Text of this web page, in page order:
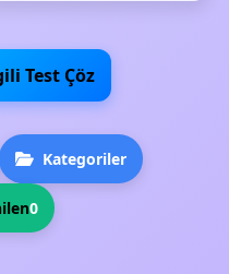
Test Çöz
Kategoriler
0